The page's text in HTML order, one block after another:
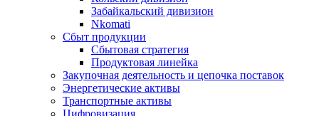
Забайкальский дивизион
Nkomati
Сбыт продукции
Сбытовая стратегия
Продуктовая линейка
Закупочная деятельность и цепочка поставок
Энергетические активы
Транспортные активы
Цифровизация